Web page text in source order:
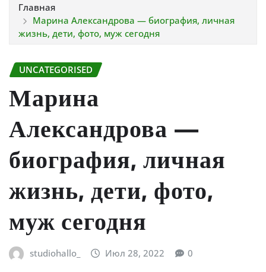
Главная
Марина Александрова — биография, личная
жизнь, дети, фото, муж сегодня
UNCATEGORISED
Марина
Александрова —
биография, личная
жизнь, дети, фото,
муж сегодня
studiohallo_ Июл 28, 2022 0